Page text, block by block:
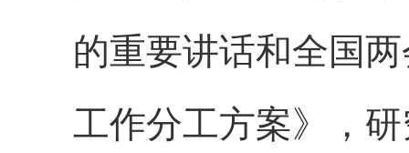
的重要讲话和全国
工作分工方案》，